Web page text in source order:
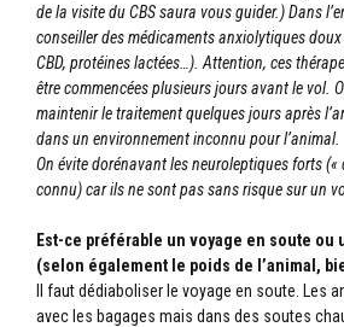
de la visite du CBS saura vous guider.) Dans
conseiller des médicaments anxiolytiques
CBD, protéines lactées…). Attention, ces
être commencées plusieurs jours avant le vol.
maintenir le traitement quelques jours après
dans un environnement inconnu pour l’animal.
On évite dorénavant les neuroleptiques forts
connu) car ils ne sont pas sans risque sur un
Est-ce préférable un voyage en soute ou
(selon également le poids de l’animal,
Il faut dédiaboliser le voyage en soute. Les
avec les bagages mais dans des soutes